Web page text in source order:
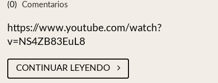
(0)
Comentarios
https://www.youtube.com/watch?
v=NS4ZB83EuL8
CONTINUAR LEYENDO